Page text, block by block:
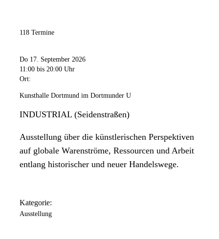
118 Termine
Do 17. September 2026
11:00 bis 20:00 Uhr
Ort:
Kunsthalle Dortmund im Dortmunder U
INDUSTRIAL (Seidenstraßen)
Ausstellung über die künstlerischen Perspektiven
auf globale Warenströme, Ressourcen und Arbeit
entlang historischer und neuer Handelswege.
Kategorie:
Ausstellung